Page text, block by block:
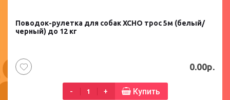
Поводок-рулетка для собак XCHO трос 5м (белый/
черный) до 12 кг
0.00р.
- + Купить